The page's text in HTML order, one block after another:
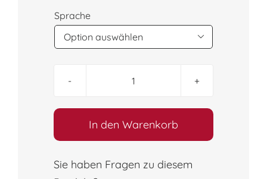
Sprache

ICDL
–
(Edge)
In den Warenkorb
Sie haben Fragen zu diesem